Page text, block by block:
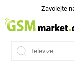
Zavolejte